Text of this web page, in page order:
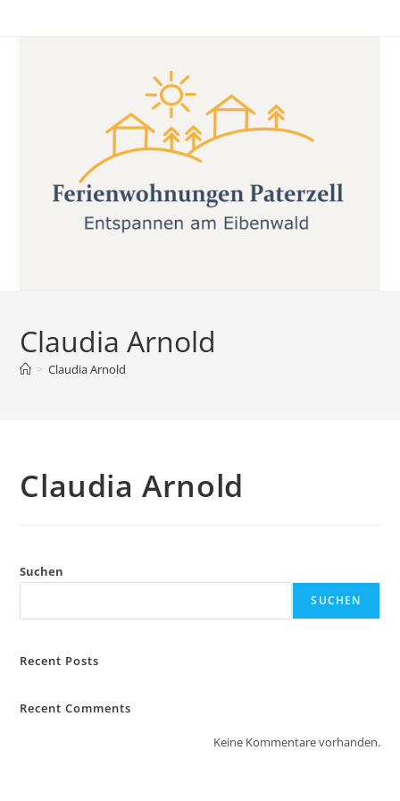
Inhalt
Claudia Arnold
> Claudia Arnold
Claudia Arnold
Suchen
SUCHEN
Recent Posts
Recent Comments
Keine Kommentare vorhanden.